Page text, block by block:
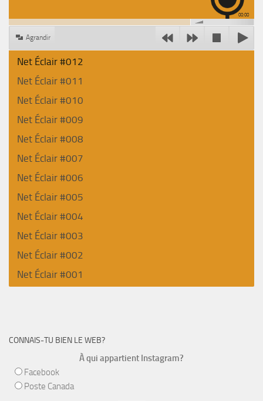
00:00
Agrandir
Net Éclair #012
Net Éclair #011
Net Éclair #010
Net Éclair #009
Net Éclair #008
Net Éclair #007
Net Éclair #006
Net Éclair #005
Net Éclair #004
Net Éclair #003
Net Éclair #002
Net Éclair #001
CONNAIS-TU BIEN LE WEB?
À qui appartient Instagram?
Facebook
Poste Canada